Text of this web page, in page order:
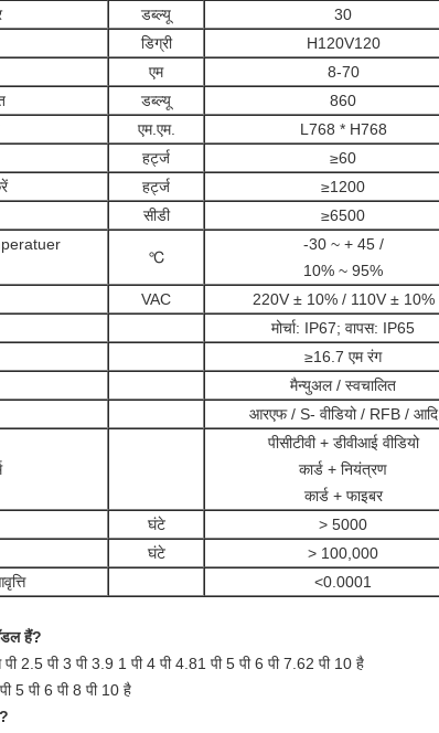
डब्ल्यू 30
डिग्री
H120V120
एम
8-70
डब्ल्यू
860
एम.एम.
L768 * H768
हर्ट्ज
≥60
हर्ट्ज
≥1200
सीडी
≥6500
℃
-30 ~ + 45 /
10% ~ 95%
VAC
220V ± 10% / 110V ± 10%
मोर्चा: IP67; वापस: IP65
≥16.7 एम रंग
मैन्युअल / स्वचालित
आरएफ / S- वीडियो / RFB / आदि
पीसीटीवी + डीवीआई वीडियो
कार्ड + नियंत्रण
कार्ड + फाइबर
घंटे
> 5000
घंटे
> 100,000
<0.0001
हैं?
पी 2.5 पी 3 पी 3.9 1 पी 4 पी 4.81 पी 5 पी 6 पी 7.62 पी 10 है
5 पी 6 पी 8 पी 10 है